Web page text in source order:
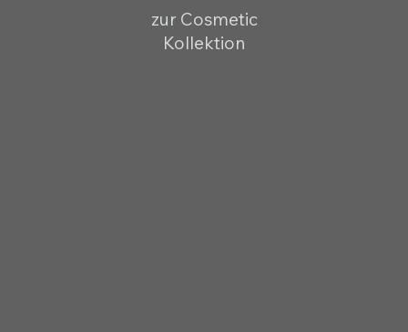
zur Cosmetic
Kollektion